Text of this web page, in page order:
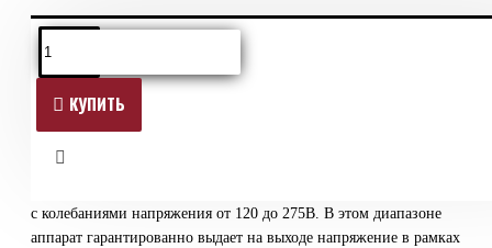
КУПИТЬ
ОПИСАНИЕ
Однофазный стабилизатор напряжения ВОЛЬТ АМПЕР-Р
с колебаниями напряжения от 120 до 275В. В этом диапазоне
аппарат гарантированно выдает на выходе напряжение в рамках